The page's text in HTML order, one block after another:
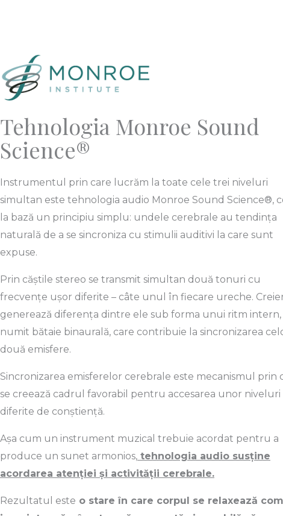
Tehnologia Monroe Sound
Science®
Instrumentul prin care lucrăm la toate cele trei niveluri
simultan este tehnologia audio Monroe Sound Science®,
la bază un principiu simplu: undele cerebrale au tendința
naturală de a se sincroniza cu stimulii auditivi la care sunt
expuse.
Prin căștile stereo se transmit simultan două tonuri cu
frecvențe ușor diferite – câte unul în fiecare ureche.
generează diferența dintre ele sub forma unui ritm intern,
numit bătaie binaurală, care contribuie la sincronizarea
două emisfere.
Sincronizarea emisferelor cerebrale este mecanismul prin
se creează cadrul favorabil pentru accesarea unor niveluri
diferite de conștiență.
Așa cum un instrument muzical trebuie acordat pentru a
produce un sunet armonios, tehnologia audio susține
acordarea atenției și activității cerebrale.
Rezultatul este o stare în care corpul se relaxează